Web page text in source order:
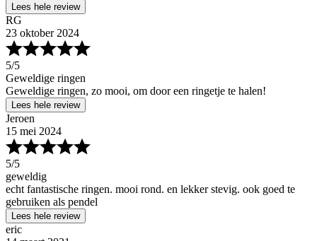
Lees hele review
RG
23 oktober 2024
5/5
Geweldige ringen
Geweldige ringen, zo mooi, om door een ringetje te halen!
Lees hele review
Jeroen
15 mei 2024
5/5
geweldig
echt fantastische ringen. mooi rond. en lekker stevig. ook goed te
gebruiken als pendel
Lees hele review
eric